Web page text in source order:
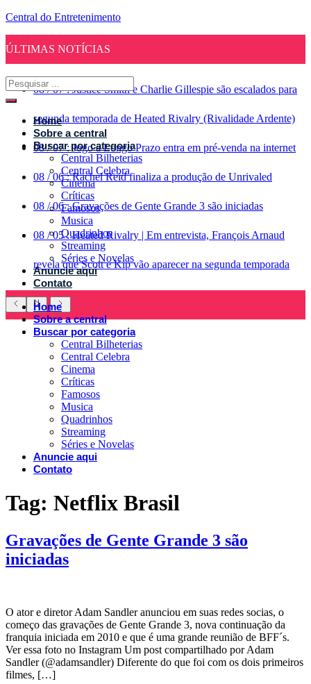
Central do Entretenimento
ÚLTIMAS NOTÍCIAS
08 / 07 : Justice Smith e Charlie Gillespie são escalados para
segunda temporada de Heated Rivalry (Rivalidade Ardente)
08 / 07 : Jogo a Longo Prazo entra em pré-venda na internet
08 / 06 : Rachel Reid finaliza a produção de Unrivaled
08 / 06 : Gravações de Gente Grande 3 são iniciadas
08 / 05 : Heated Rivalry | Em entrevista, François Arnaud
revela que Scott e Kip vão aparecer na segunda temporada
Home
Sobre a central
Buscar por categoria
Central Bilheterias
Central Celebra
Cinema
Críticas
Famosos
Musica
Quadrinhos
Streaming
Séries e Novelas
Anuncie aqui
Contato
Home
Sobre a central
Buscar por categoria
Central Bilheterias
Central Celebra
Cinema
Críticas
Famosos
Musica
Quadrinhos
Streaming
Séries e Novelas
Anuncie aqui
Contato
Tag: Netflix Brasil
Gravações de Gente Grande 3 são
iniciadas
O ator e diretor Adam Sandler anunciou em suas redes socias, o
começo das gravações de Gente Grande 3, nova continuação da
franquia iniciada em 2010 e que é uma grande reunião de BFF´s.
Ver essa foto no Instagram Um post compartilhado por Adam
Sandler (@adamsandler) Diferente do que foi com os dois primeiros
filmes, […]